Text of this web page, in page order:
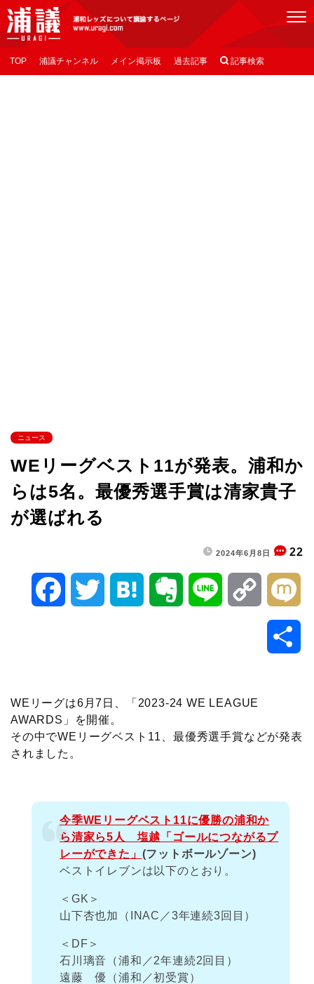
[浦議]浦和レッズについて議論するページ
TOP 浦議チャンネル メイン掲示板 過去記事  記事検索
ニュース
WEリーグベスト11が発表。浦和か
らは5名。最優秀選手賞は清家貴子
が選ばれる
2024年6月8日 22
b
o
k
t
e
o
k
WEリーグは6月7日、「2023-24 WE LEAGUE
AWARDS」を開催。
その中でWEリーグベスト11、最優秀選手賞などが発表
されました。
今季WEリーグベスト11に優勝の浦和か
ら清家ら5人 塩越「ゴールにつながるプ
レーができた」 (フットボールゾーン)
ベストイレブンは以下のとおり。
＜GK＞
山下杏也加（INAC／3年連続3回目）
＜DF＞
石川璃音（浦和／2年連続2回目）
遠藤 優（浦和／初受賞）